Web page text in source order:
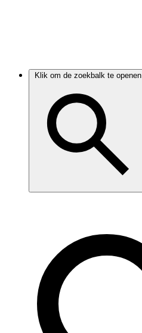
Klik om de zoekbalk te openen